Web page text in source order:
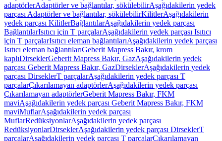
adaptörlerAdaptörler ve bağlantılar, sökülebilirAşağıdakilerin yedek
parçası Adaptörler ve bağlantılar, sökülebilirKilitlerAşağıdakilerin
yedek parçası KilitlerBağlantılarAşağıdakilerin yedek parçası
BağlantılarIsıtıcı için T parçalarAşağıdakilerin yedek parçası Isıtıcı
için T parçalarIsıtıcı eleman bağlantılarıAşağıdakilerin yedek parçası
Isıtıcı eleman bağlantılarıGeberit Mapress Bakır, krom
kaplıDirseklerGeberit Mapress Bakır, GazAşağıdakilerin yedek
parçası Geberit Mapress Bakır, GazDirseklerAşağıdakilerin yedek
parçası DirseklerT parçalarAşağıdakilerin yedek parçası T
parçalarÇıkarılamayan adaptörlerAşağıdakilerin yedek parçası
Çıkarılamayan adaptörlerGeberit Mapress Bakır, FKM
maviAşağıdakilerin yedek parçası Geberit Mapress Bakır, FKM
maviMuflarAşağıdakilerin yedek parçası
MuflarRedüksiyonlarAşağıdakilerin yedek parçası
RedüksiyonlarDirseklerAşağıdakilerin yedek parçası DirseklerT
parçalarAşağıdakilerin yedek parçası T parçalarÇıkarılamayan